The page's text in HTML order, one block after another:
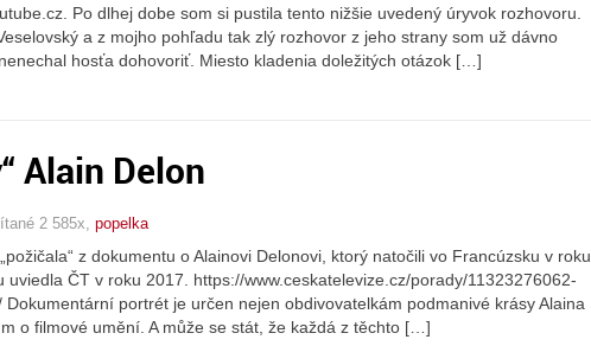
Po dlhej dobe som si pustila tento nižšie uvedený úryvok rozhovoru.
a z mojho pohľadu tak zlý rozhovor z jeho strany som už dávno
hosťa dohovoriť. Miesto kladenia doležitých otázok […]
Alain Delon
2 585x, popelka
z dokumentu o Alainovi Delonovi, ktorý natočili vo Francúzsku v roku
uviedla ČT v roku 2017. https://www.ceskatelevize.cz/porady/11323276062-
Dokumentární portrét je určen nejen obdivovatelkám podmanivé krásy Alaina
o filmové umění. A může se stát, že každá z těchto […]